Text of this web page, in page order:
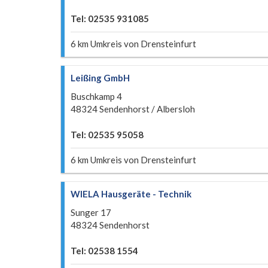
Tel: 02535 931085
6 km Umkreis von Drensteinfurt
Leißing GmbH
Buschkamp 4
48324 Sendenhorst / Albersloh
Tel: 02535 95058
6 km Umkreis von Drensteinfurt
WIELA Hausgeräte - Technik
Sunger 17
48324 Sendenhorst
Tel: 02538 1554